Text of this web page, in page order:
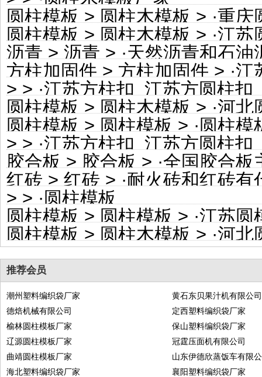
圆柱模板>圆柱木模板> ·重庆圆柱模
圆柱模板>圆柱木模板> ·江苏圆柱子
沥青>沥青> ·天然沥青和石油
方柱加固件>方柱加固件> ·江苏
>> ·江苏方柱扣_江苏方圆柱扣_江苏方柱加固
圆柱模板>圆柱木模板> ·河北圆柱子
圆柱模板>圆柱模板> ·圆柱模
>> ·江苏方柱扣_江苏方圆柱扣_江苏方柱加固
胶合板>胶合板> ·全国胶合板主要
红砖>红砖> ·耐火砖和红砖有
>> ·圆柱模板
圆柱模板>圆柱模板> ·江苏圆模板_建
圆柱模板>圆柱木模板> ·河北圆模板
推荐会员
潮州塑料编织袋厂家
黄石东贝果汁机有限公司
德焙机械有限公司
定西塑料编织袋厂家
榆林圆柱模板厂家
保山塑料编织袋厂家
辽源圆柱模板厂家
冠霆压面机有限公司
曲靖圆柱模板厂家
山东伊德欣蒸饭车有限
海北塑料编织袋厂家
襄阳塑料编织袋厂家